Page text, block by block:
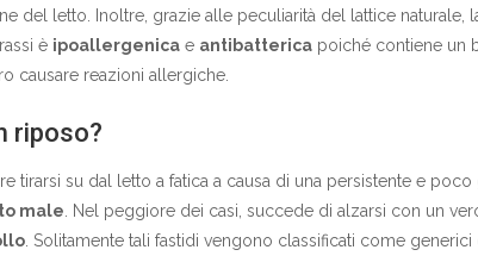
del letto. Inoltre, grazie alle peculiarità del lattice naturale,
è ipoallergenica e antibatterica poiché contiene un
causare reazioni allergiche.
riposo?
tirarsi su dal letto a fatica a causa di una persistente e
male . Nel peggiore dei casi, succede di alzarsi con un
. Solitamente tali fastidi vengono classificati come generici